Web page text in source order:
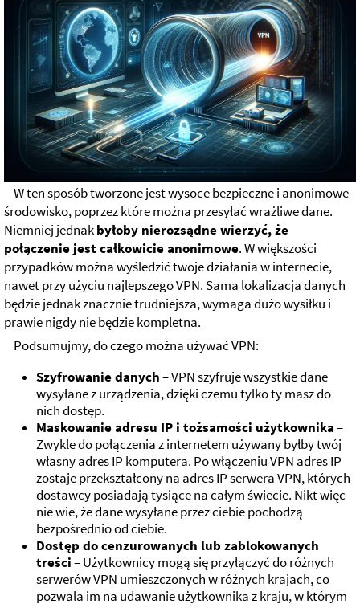
W ten sposób tworzone jest wysoce bezpieczne i anonimowe
środowisko, poprzez które można przesyłać wrażliwe dane.
Niemniej jednakbyłoby nierozsądne wierzyć, że
połączenie jest całkowicie anonimowe. W większości
przypadków można wyśledzić twoje działania w internecie,
nawet przy użyciu najlepszego VPN. Sama lokalizacja danych
będzie jednak znacznie trudniejsza, wymaga dużo wysiłku i
prawie nigdy nie będzie kompletna.
Podsumujmy, do czego można używać VPN:
Szyfrowanie danych– VPN szyfruje wszystkie dane
wysyłane z urządzenia, dzięki czemu tylko ty masz do
nich dostęp.
Maskowanie adresu IP i tożsamości użytkownika–
Zwykle do połączenia z internetem używany byłby twój
własny adres IP komputera. Po włączeniu VPN adres IP
zostaje przekształcony na adres IP serwera VPN, których
dostawcy posiadają tysiące na całym świecie. Nikt więc
nie wie, że dane wysyłane przez ciebie pochodzą
bezpośrednio od ciebie.
Dostęp do cenzurowanych lub zablokowanych
treści– Użytkownicy mogą się przyłączyć do różnych
serwerów VPN umieszczonych w różnych krajach, co
pozwala im na udawanie użytkownika z kraju, w którym